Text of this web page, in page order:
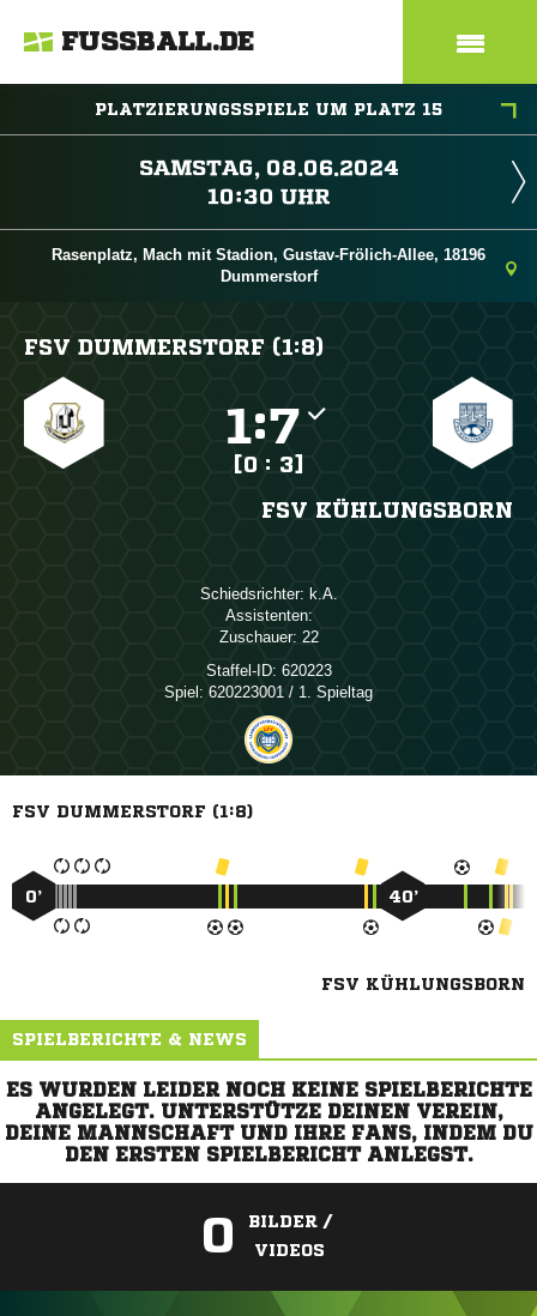
FUSSBALL.DE
PLATZIERUNGSSPIELE UM PLATZ 15
 
 
Rasenplatz, Mach mit Stadion, Gustav-Frölich-Allee, 18196
Dummerstorf
FSV DUMMERSTORF (1:8)
:
[0 : 3]
FSV KÜHLUNGSBORN
Schiedsrichter: 
Assistenten:
Zuschauer: 22
Staffel-ID: 620223
Spiel: 620223001 / 1. Spieltag
FSV DUMMERSTORF (1:8)
0’ 40’
FSV KÜHLUNGSBORN
SPIELBERICHTE & NEWS
ES WURDEN LEIDER NOCH KEINE SPIELBERICHTE
ANGELEGT. UNTERSTÜTZE DEINEN VEREIN,
DEINE MANNSCHAFT UND IHRE FANS, INDEM DU
DEN ERSTEN SPIELBERICHT ANLEGST.
0
BILDER /
VIDEOS